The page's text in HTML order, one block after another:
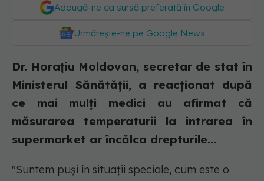
Adaugă-ne ca sursă preferată în Google
Urmărește-ne pe Google News
Dr. Horaţiu Moldovan, secretar de stat în
Ministerul Sănătăţii, a reacţionat după
ce mai mulţi medici au afirmat că
măsurarea temperaturii la intrarea în
supermarket ar încălca drepturile...
"Suntem puşi în situaţii speciale, cum este o